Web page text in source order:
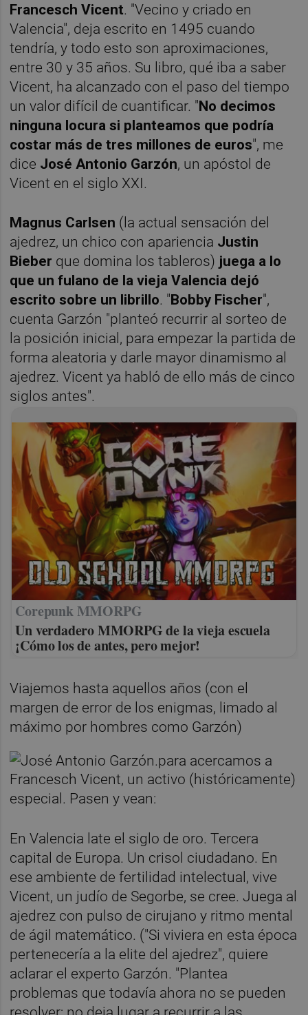
Francesch Vicent. "Vecino y criado en
Valencia", deja escrito en 1495 cuando
tendría, y todo esto son aproximaciones,
entre 30 y 35 años. Su libro, qué iba a saber
Vicent, ha alcanzado con el paso del tiempo
un valor difícil de cuantificar. "No decimos
ninguna locura si planteamos que podría
costar más de tres millones de euros", me
dice José Antonio Garzón, un apóstol de
Vicent en el siglo XXI.
Magnus Carlsen (la actual sensación del
ajedrez, un chico con apariencia Justin
Bieber que domina los tableros) juega a lo
que un fulano de la vieja Valencia dejó
escrito sobre un librillo. "Bobby Fischer",
cuenta Garzón "planteó recurrir al sorteo de
la posición inicial, para empezar la partida de
forma aleatoria y darle mayor dinamismo al
ajedrez. Vicent ya habló de ello más de cinco
siglos antes".
Corepunk MMORPG
Un verdadero MMORPG de la vieja escuela
¡Cómo los de antes, pero mejor!
Viajemos hasta aquellos años (con el
margen de error de los enigmas, limado al
máximo por hombres como Garzón)
para acercamos a
Francesch Vicent, un activo (históricamente)
especial. Pasen y vean:
En Valencia late el siglo de oro. Tercera
capital de Europa. Un crisol ciudadano. En
ese ambiente de fertilidad intelectual, vive
Vicent, un judío de Segorbe, se cree. Juega al
ajedrez con pulso de cirujano y ritmo mental
de ágil matemático. ("Si viviera en esta época
pertenecería a la elite del ajedrez", quiere
aclarar el experto Garzón. "Plantea
problemas que todavía ahora no se pueden